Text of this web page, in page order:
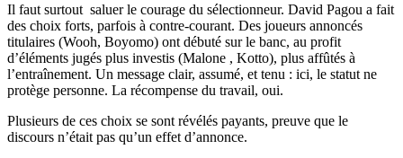
Il faut surtout saluer le courage du sélectionneur. David Pagou a fait
des choix forts, parfois à contre-courant. Des joueurs annoncés
titulaires (Wooh, Boyomo) ont débuté sur le banc, au profit
d’éléments jugés plus investis (Malone , Kotto), plus affûtés à
l’entraînement. Un message clair, assumé, et tenu : ici, le statut ne
protège personne. La récompense du travail, oui.
Plusieurs de ces choix se sont révélés payants, preuve que le
discours n’était pas qu’un effet d’annonce.